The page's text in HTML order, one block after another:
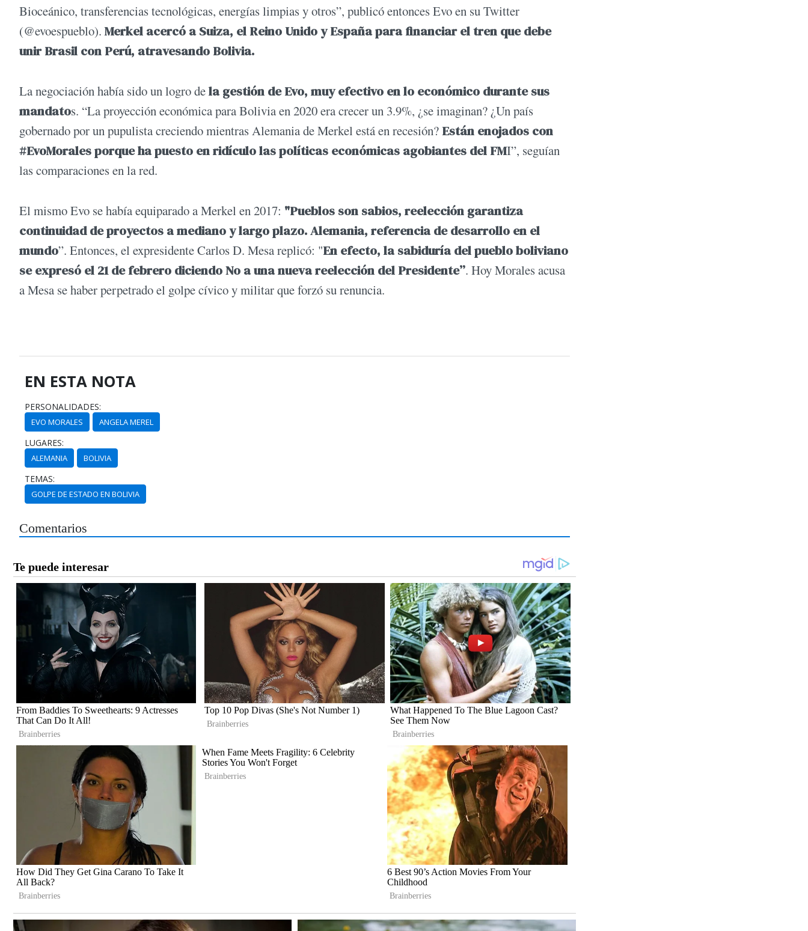
Bioceánico, transferencias tecnológicas, energías limpias y otros”, publicó entonces Evo en su Twitter
(@evoespueblo). Merkel acercó a Suiza, el Reino Unido y España para financiar el tren que debe
unir Brasil con Perú, atravesando Bolivia.
La negociación había sido un logro dela gestión de Evo, muy efectivo en lo económico durante sus
mandatos. “La proyección económica para Bolivia en 2020 era crecer un 3.9%, ¿se imaginan? ¿Un país
gobernado por un pupulista creciendo mientras Alemania de Merkel está en recesión? Están enojados con
#EvoMorales porque ha puesto en ridículo las políticas económicas agobiantes del FMI”, seguían
las comparaciones en la red.
El mismo Evo se había equiparado a Merkel en 2017: "Pueblos son sabios, reelección garantiza
continuidad de proyectos a mediano y largo plazo. Alemania, referencia de desarrollo en el
mundo”. Entonces, el expresidente Carlos D. Mesa replicó: "En efecto, la sabiduría del pueblo boliviano
se expresó el 21 de febrero diciendo No a una nueva reelección del Presidente”. Hoy Morales acusa
a Mesa se haber perpetrado el golpe cívico y militar que forzó su renuncia.
EN ESTA NOTA
PERSONALIDADES:
EVO MORALES ANGELA MEREL
LUGARES:
ALEMANIA BOLIVIA
TEMAS:
GOLPE DE ESTADO EN BOLIVIA
Comentarios